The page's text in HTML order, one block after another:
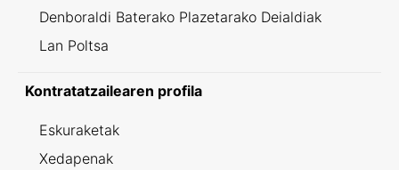
Denboraldi Baterako Plazetarako Deialdiak
Lan Poltsa
Kontratatzailearen profila
Eskuraketak
Xedapenak